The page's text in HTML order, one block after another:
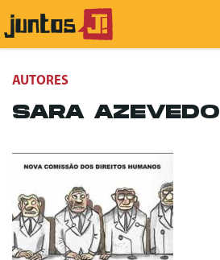
AUTORES
SARA AZEVEDO